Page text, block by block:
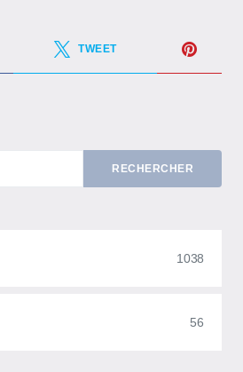
TWEET
RECHERCHER
1038
56